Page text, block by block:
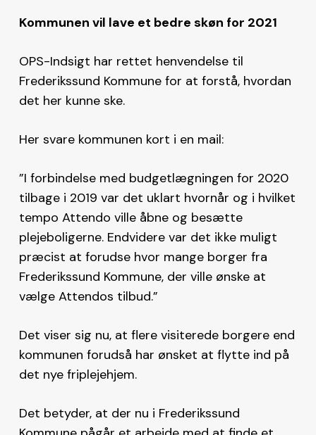
Kommunen vil lave et bedre skøn for 2021
OPS-Indsigt har rettet henvendelse til
Frederikssund Kommune for at forstå, hvordan
det her kunne ske.
Her svare kommunen kort i en mail:
”I forbindelse med budgetlægningen for 2020
tilbage i 2019 var det uklart hvornår og i hvilket
tempo Attendo ville åbne og besætte
plejeboligerne. Endvidere var det ikke muligt
præcist at forudse hvor mange borger fra
Frederikssund Kommune, der ville ønske at
vælge Attendos tilbud.”
Det viser sig nu, at flere visiterede borgere end
kommunen forudså har ønsket at flytte ind på
det nye friplejehjem.
Det betyder, at der nu i Frederikssund